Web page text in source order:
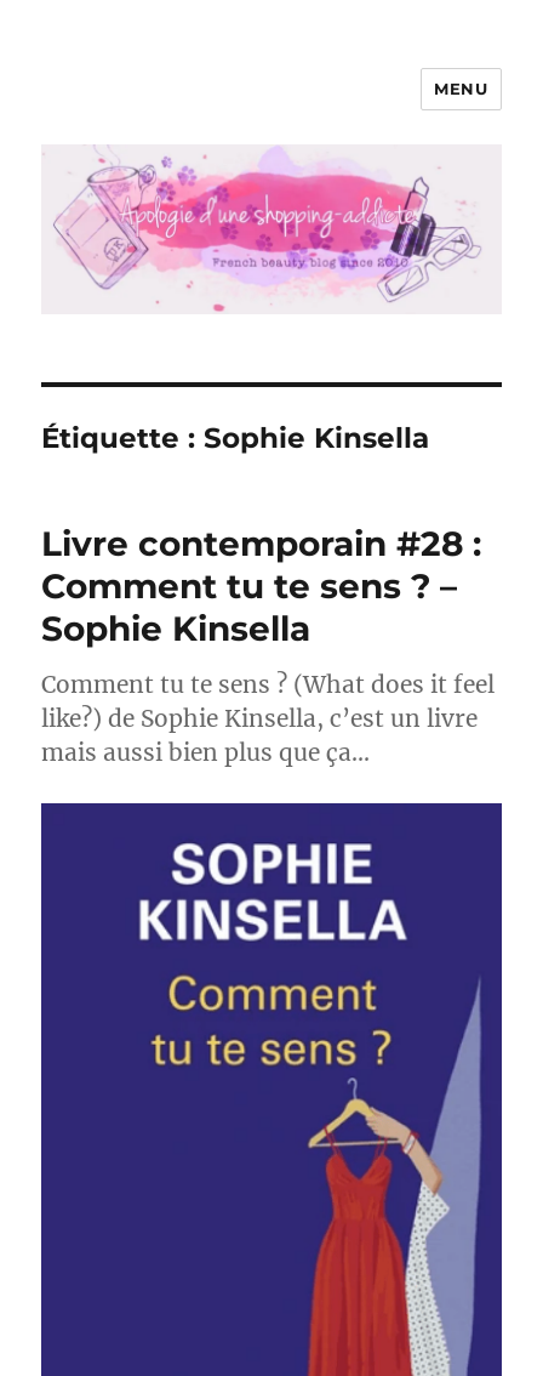
Apologie d'une Shopping-addicte
MENU
Étiquette :Sophie Kinsella
Livre contemporain #28 :
Comment tu te sens ? –
Sophie Kinsella
Comment tu te sens ? (What does it feel
like?) de Sophie Kinsella, c’est un livre
mais aussi bien plus que ça…